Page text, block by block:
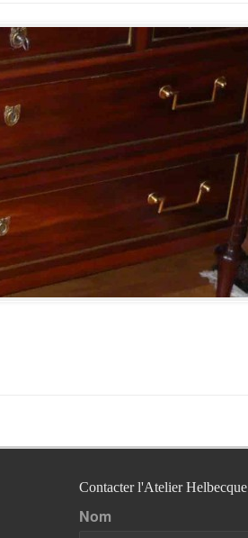
Contacter l'Atelier Helbecque
Nom